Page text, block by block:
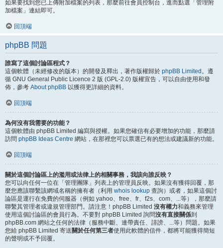
如果要找到您已上傳附加檔案的列表，那麼前往會員控制台，進而點選「管理附
加檔案」連結即可。
回頂端
phpBB 問題
誰寫了這個討論區程式？
這個軟體（未經修改的版本）的開發及釋出，著作版權歸於 phpBB Limited 。遵
循 GNU General Public Licence 2 版 (GPL-2.0) 版權宣告，可以自由使用和發
佈，參考 About phpBB 以獲得更詳細的資料。
回頂端
為何沒有我需要的功能？
這個軟體由 phpBB Limited 編寫與授權。如果您確信有必要增加的功能，那麼請
訪問 phpBB Ideas Centre 網站，在那裡您可以票選已有的想法或建議新的功能。
回頂端
關於這個討論區上的濫用或法律上的相關事務，我該向誰反映？
您可以向任何一位在「管理團隊」列表上的管理員反映。如果沒有獲得回覆，那
麼您應該聯繫該網域名稱的擁有者（利用 whois lookup 查詢）或者，如果這個討
論區是運行在免費的伺服器（例如 yahoo、free、fr、f2s、com、...等），那麼請
聯繫其管理者或違規管理部門。請注意！phpBB Limited 沒有權力和義務來管理
使用這個討論區的會員行為。不要對 phpBB Limited 詢問沒有直接關係到
phpBB.com 網站之任何的法律（服務中斷、連帶責任、誹謗、...等）問題。如果
您給 phpBB Limited 寄送關於任何第三者使用此軟體的信件，都將可能獲得簡短
的聲明或不予回覆。